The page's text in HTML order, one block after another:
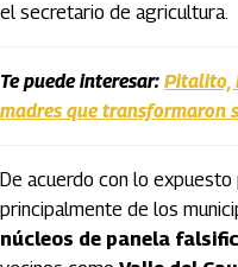
el secretario de agricultura.
Te puede interesar: Pitalito,
madres que transformaron
De acuerdo con lo
principalmente de los
núcleos de panela